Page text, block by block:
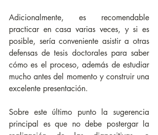
Adicionalmente, es recomendable
practicar en casa varias veces, y si es
posible, sería conveniente asistir a otras
defensas de tesis doctorales para saber
cómo es el proceso, además de estudiar
mucho antes del momento y construir una
excelente presentación.
Sobre este último punto la sugerencia
principal es que no debe postergar la